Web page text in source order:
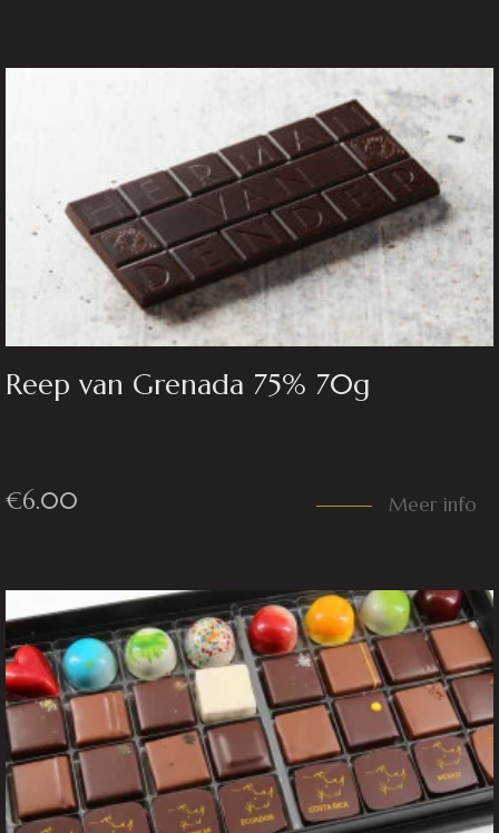
Reep van Grenada 75% 70g
€6.00 Meer info